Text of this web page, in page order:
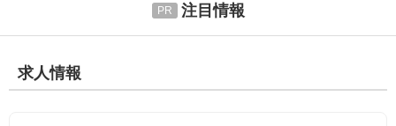
注目情報
求人情報